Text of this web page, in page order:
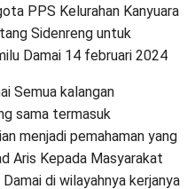
PPS Kelurahan Kanyuara
Sidenreng untuk
Damai 14 februari 2024
Semua kalangan
sama termasuk
menjadi pemahaman yang
Aris Kepada Masyarakat
di wilayahnya kerjanya